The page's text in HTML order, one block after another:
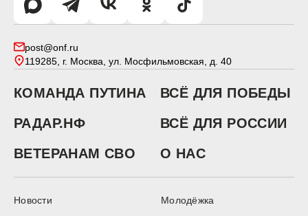
post@onf.ru
119285, г. Москва, ул. Мосфильмовская, д. 40
КОМАНДА ПУТИНА
ВСЁ ДЛЯ ПОБЕДЫ
РАДАР.НФ
ВСЁ ДЛЯ РОССИИ
ВЕТЕРАНАМ СВО
О НАС
Новости Молодёжка